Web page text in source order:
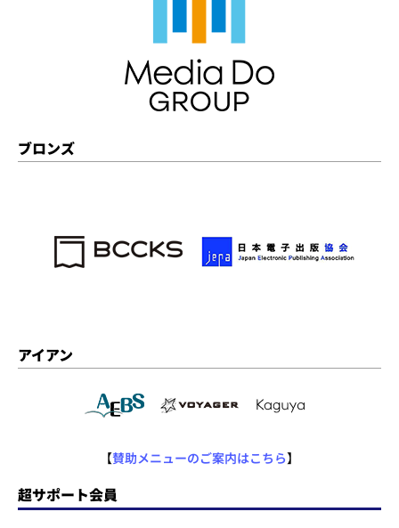
ブロンズ
アイアン
【賛助メニューのご案内はこちら】
超サポート会員